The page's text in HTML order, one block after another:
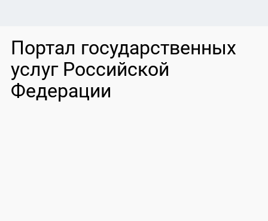
Портал государственных
услуг Российской
Федерации